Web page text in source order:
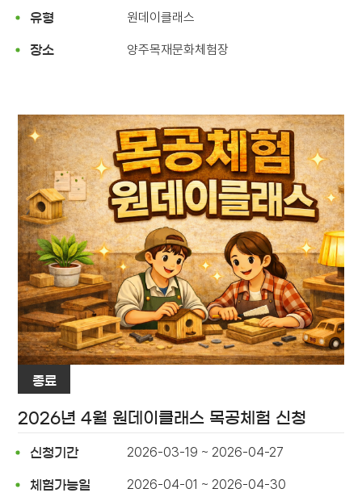
유형 원데이클래스
장소 양주목재문화체험장
종료
2026년 4월 원데이클래스 목공체험 신청
신청기간 2026-03-19 ~ 2026-04-27
체험가능일 2026-04-01 ~ 2026-04-30